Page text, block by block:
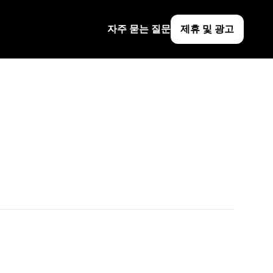
자주 묻는 질문 제휴 및 광고